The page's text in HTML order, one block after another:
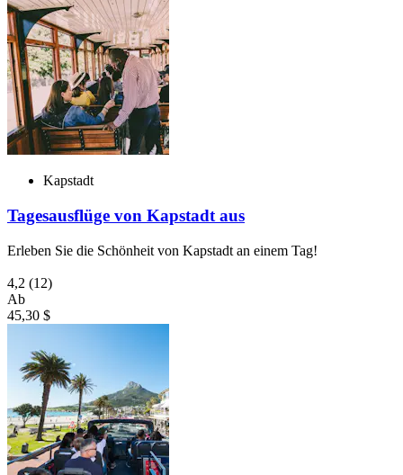
Kapstadt
Tagesausflüge von Kapstadt aus
Erleben Sie die Schönheit von Kapstadt an einem Tag!
4,2 (12)
Ab
45,30 $